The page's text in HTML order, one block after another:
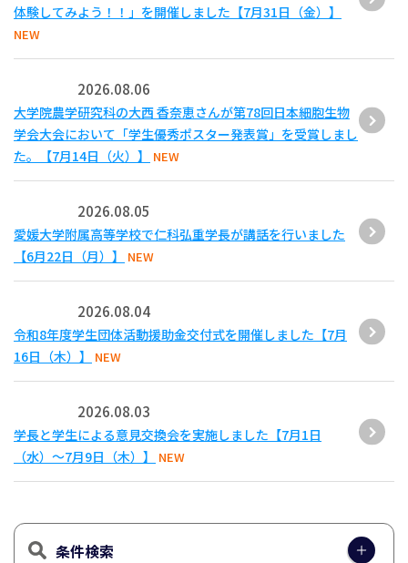
体験してみよう！！」を開催しました【7月31日（金）】
NEW
2026.08.06
大学院農学研究科の大西 香奈恵さんが第78回日本細胞生物
学会大会において「学生優秀ポスター発表賞」を受賞しまし
た。【7月14日（火）】
NEW
2026.08.05
愛媛大学附属高等学校で仁科弘重学長が講話を行いました
【6月22日（月）】
NEW
2026.08.04
令和8年度学生団体活動援助金交付式を開催しました【7月
16日（木）】
NEW
2026.08.03
学長と学生による意見交換会を実施しました【7月1日
（水）～7月9日（木）】
NEW
条件検索